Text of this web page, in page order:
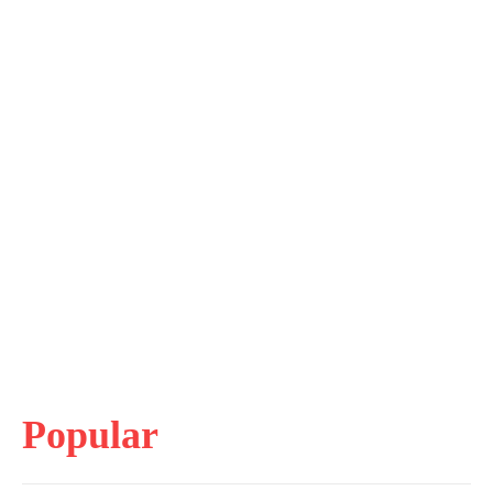
Popular